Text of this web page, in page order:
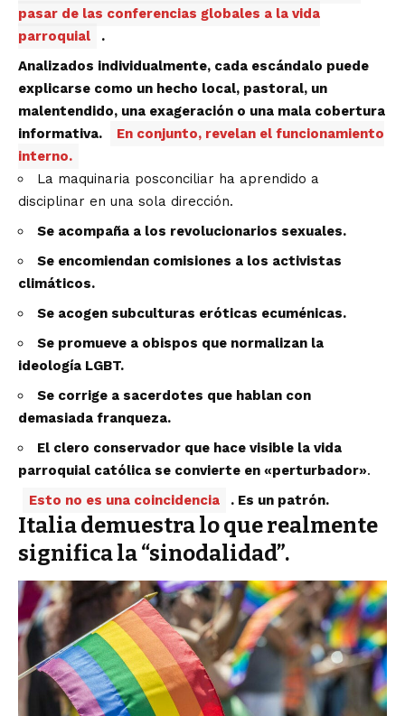
pasar de las conferencias globales a la vida
parroquial
.
Analizados individualmente, cada escándalo puede
explicarse como un hecho local, pastoral, un
malentendido, una exageración o una mala cobertura
informativa.
En conjunto, revelan el funcionamiento
interno.
La maquinaria posconciliar ha aprendido a
disciplinar en una sola dirección.
Se acompaña a los revolucionarios sexuales.
Se encomiendan comisiones a los activistas
climáticos.
Se acogen subculturas eróticas ecuménicas.
Se promueve a obispos que normalizan la
ideología LGBT.
Se corrige a sacerdotes que hablan con
demasiada franqueza.
El clero conservador que hace visible la vida
parroquial católica se convierte en «perturbador».
Esto no es una coincidencia
. Es un patrón.
Italia demuestra lo que realmente
significa la “sinodalidad”.